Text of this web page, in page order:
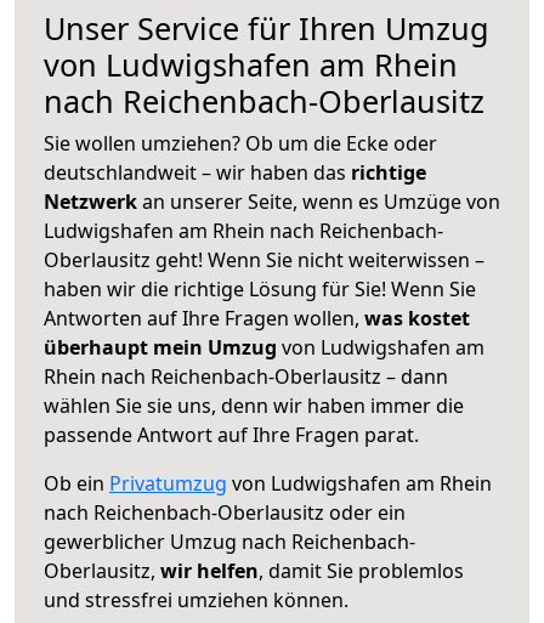
Unser Service für Ihren Umzug
von Ludwigshafen am Rhein
nach Reichenbach-Oberlausitz
Sie wollen umziehen? Ob um die Ecke oder
deutschlandweit – wir haben das richtige
Netzwerkan unserer Seite, wenn es Umzüge von
Ludwigshafen am Rhein nach Reichenbach-
Oberlausitz geht! Wenn Sie nicht weiterwissen –
haben wir die richtige Lösung für Sie! Wenn Sie
Antworten auf Ihre Fragen wollen, was kostet
überhaupt mein Umzug von Ludwigshafen am
Rhein nach Reichenbach-Oberlausitz – dann
wählen Sie sie uns, denn wir haben immer die
passende Antwort auf Ihre Fragen parat.
Ob ein Privatumzug von Ludwigshafen am Rhein
nach Reichenbach-Oberlausitz oder ein
gewerblicher Umzug nach Reichenbach-
Oberlausitz, wir helfen, damit Sie problemlos
und stressfrei umziehen können.